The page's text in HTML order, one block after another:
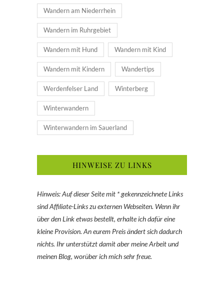
Wandern am Niederrhein
Wandern im Ruhrgebiet
Wandern mit Hund Wandern mit Kind
Wandern mit Kindern Wandertips
Werdenfelser Land Winterberg
Winterwandern
Winterwandern im Sauerland
HINWEISE ZU LINKS
Hinweis: Auf dieser Seite mit * gekennzeichnete Links
sind Affiliate-Links zu externen Webseiten. Wenn ihr
über den Link etwas bestellt, erhalte ich dafür eine
kleine Provision. An eurem Preis ändert sich dadurch
nichts. Ihr unterstützt damit aber meine Arbeit und
meinen Blog, worüber ich mich sehr freue.